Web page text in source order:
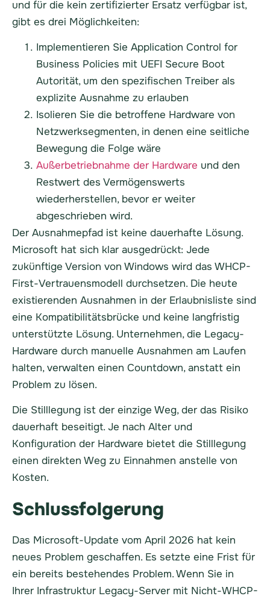
und für die kein zertifizierter Ersatz verfügbar ist,
gibt es drei Möglichkeiten:
Implementieren Sie Application Control for
Business Policies mit UEFI Secure Boot
Autorität, um den spezifischen Treiber als
explizite Ausnahme zu erlauben
Isolieren Sie die betroffene Hardware von
Netzwerksegmenten, in denen eine seitliche
Bewegung die Folge wäre
Außerbetriebnahme der Hardware und den
Restwert des Vermögenswerts
wiederherstellen, bevor er weiter
abgeschrieben wird.
Der Ausnahmepfad ist keine dauerhafte Lösung.
Microsoft hat sich klar ausgedrückt: Jede
zukünftige Version von Windows wird das WHCP-
First-Vertrauensmodell durchsetzen. Die heute
existierenden Ausnahmen in der Erlaubnisliste sind
eine Kompatibilitätsbrücke und keine langfristig
unterstützte Lösung. Unternehmen, die Legacy-
Hardware durch manuelle Ausnahmen am Laufen
halten, verwalten einen Countdown, anstatt ein
Problem zu lösen.
Die Stilllegung ist der einzige Weg, der das Risiko
dauerhaft beseitigt. Je nach Alter und
Konfiguration der Hardware bietet die Stilllegung
einen direkten Weg zu Einnahmen anstelle von
Kosten.
Schlussfolgerung
Das Microsoft-Update vom April 2026 hat kein
neues Problem geschaffen. Es setzte eine Frist für
ein bereits bestehendes Problem. Wenn Sie in
Ihrer Infrastruktur Legacy-Server mit Nicht-WHCP-